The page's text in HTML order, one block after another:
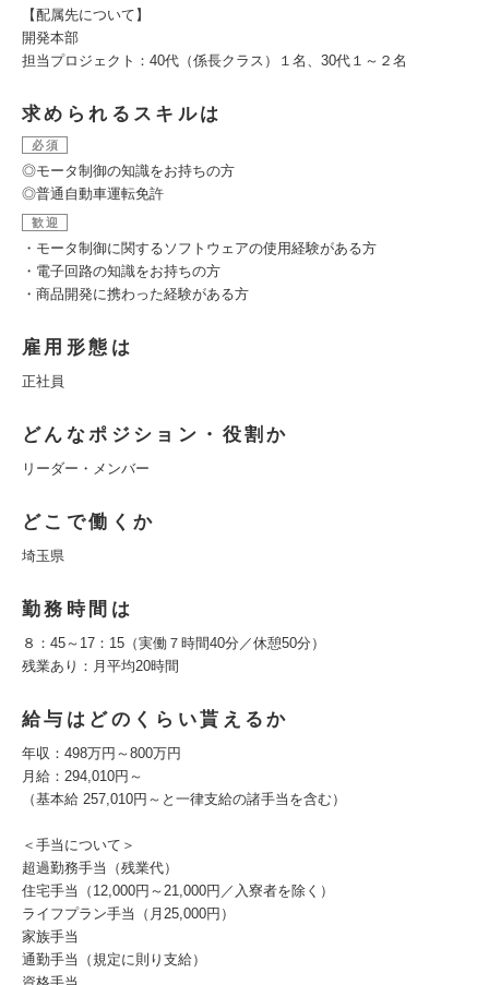
【配属先について】
開発本部
担当プロジェクト：40代（係長クラス）１名、30代１～２名
求められるスキルは
必須
◎モータ制御の知識をお持ちの方
◎普通自動車運転免許
歓迎
・モータ制御に関するソフトウェアの使用経験がある方
・電子回路の知識をお持ちの方
・商品開発に携わった経験がある方
雇用形態は
正社員
どんなポジション・役割か
リーダー・メンバー
どこで働くか
埼玉県
勤務時間は
８：45～17：15（実働７時間40分／休憩50分）
残業あり：月平均20時間
給与はどのくらい貰えるか
年収：498万円～800万円
月給：294,010円～
（基本給 257,010円～と一律支給の諸手当を含む）
＜手当について＞
超過勤務手当（残業代）
住宅手当（12,000円～21,000円／入寮者を除く）
ライフプラン手当（月25,000円）
家族手当
通勤手当（規定に則り支給）